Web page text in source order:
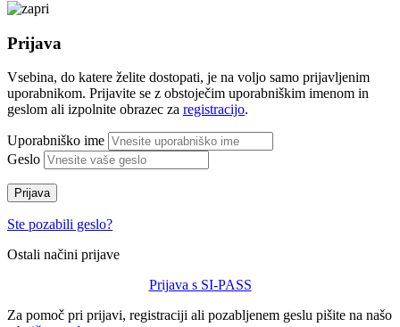
Prijava
Vsebina, do katere želite dostopati, je na voljo samo prijavljenim
uporabnikom. Prijavite se z obstoječim uporabniškim imenom in
geslom ali izpolnite obrazec za registracijo.
Uporabniško ime
Geslo
Prijava
Ste pozabili geslo?
Ostali načini prijave
Prijava s SI-PASS
Za pomoč pri prijavi, registraciji ali pozabljenem geslu pišite na našo